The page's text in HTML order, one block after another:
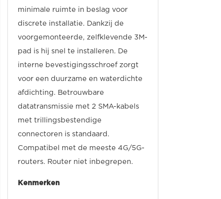
minimale ruimte in beslag voor
discrete installatie. Dankzij de
voorgemonteerde, zelfklevende 3M-
pad is hij snel te installeren. De
interne bevestigingsschroef zorgt
voor een duurzame en waterdichte
afdichting. Betrouwbare
datatransmissie met 2 SMA-kabels
met trillingsbestendige
connectoren is standaard.
Compatibel met de meeste 4G/5G-
routers. Router niet inbegrepen.
Kenmerken